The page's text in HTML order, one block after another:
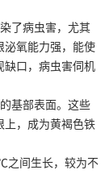
了病虫害，尤其
泌氧能力强，能使
缺口，病虫害伺机
基部表面。这些
上，成为黄褐色铁
之间生长，较为不